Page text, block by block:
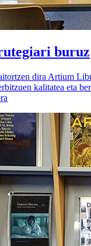
buruz
dira Artium
kalitatea eta